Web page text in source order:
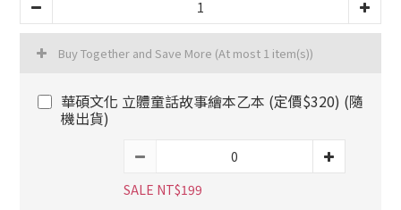
Buy Together and Save More (At most 1 item(s))
華碩文化 立體童話故事繪本乙本 (定價$320) (隨
機出貨)
SALE NT$199